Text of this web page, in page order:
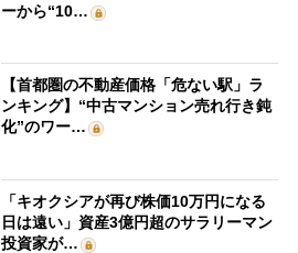
ーから“10…
【首都圏の不動産価格「危ない駅」ラ
ンキング】“中古マンション売れ行き鈍
化”のワー…
「キオクシアが再び株価10万円になる
日は遠い」資産3億円超のサラリーマン
投資家が…